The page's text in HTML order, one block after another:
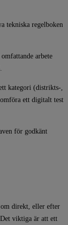
tekniska regelboken
arbete
kategori (distrikts-,
ett digitalt test
för godkänt
om direkt, eller efter
viktiga är att ett